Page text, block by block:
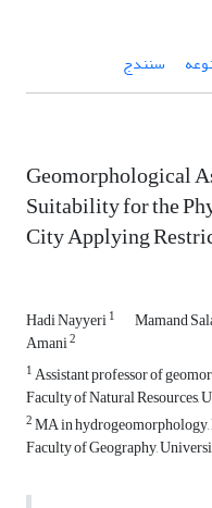
سنندج
Geomorphological
Suitability for the
City Applying
Hadi Nayyeri1 Mamand
Amani2
1Assistant professor of
Faculty of Natural
2MA in
Faculty of Geography,